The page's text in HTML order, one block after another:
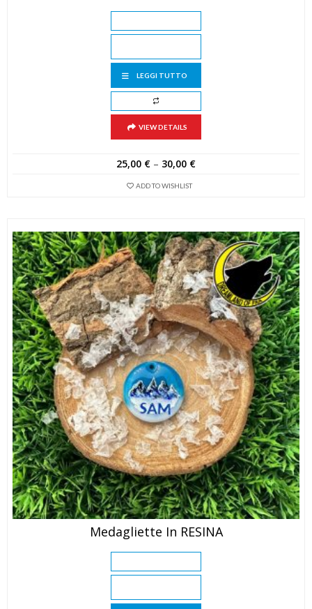
LEGGI TUTTO
VIEW DETAILS
25,00 € – 30,00 €
ADD TO WISHLIST
Medagliette In RESINA